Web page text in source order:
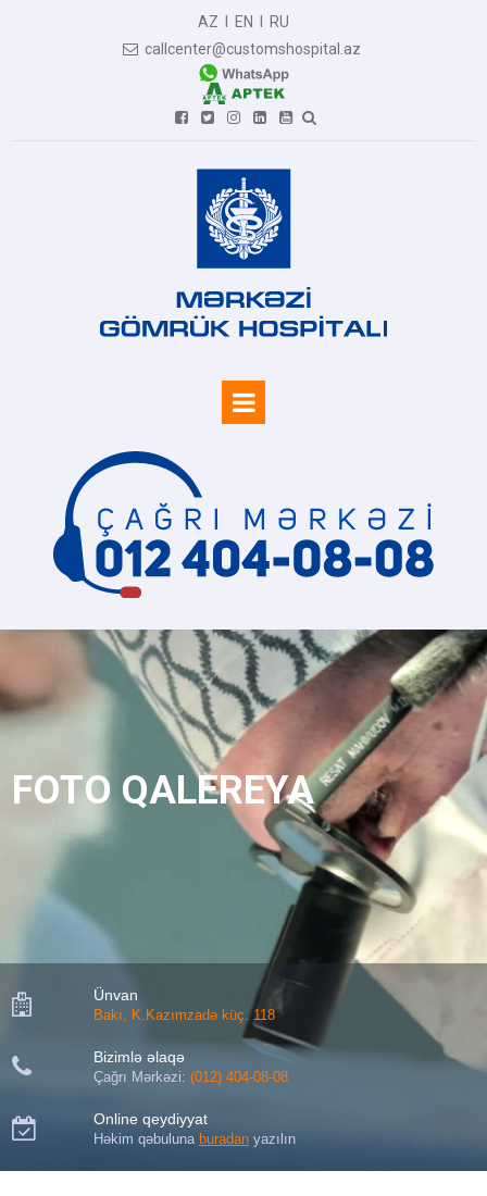
AZ EN RU
 callcenter@customshospital.az
     
FOTO QALEREYA
 Ünvan
Bakı, K.Kazımzadə küç. 118
 Bizimlə əlaqə
Çağrı Mərkəzi: (012) 404-08-08
 Online qeydiyyat
Həkim qəbuluna buradanyazılın